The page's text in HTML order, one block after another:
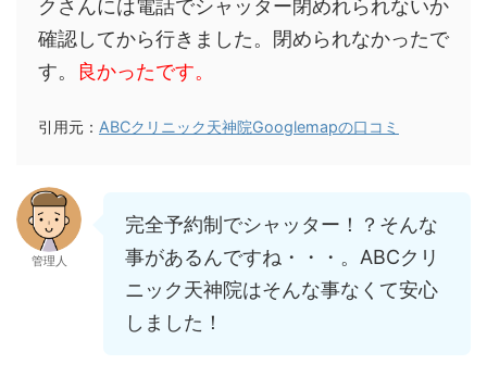
クさんには電話でシャッター閉めれられないか
確認してから行きました。閉められなかったで
す。
良かったです。
引用元： ABCクリニック天神院Googlemapの口コミ
管理人
完全予約制でシャッター！？そんな
事があるんですね・・・。ABCクリ
ニック天神院はそんな事なくて安心
しました！